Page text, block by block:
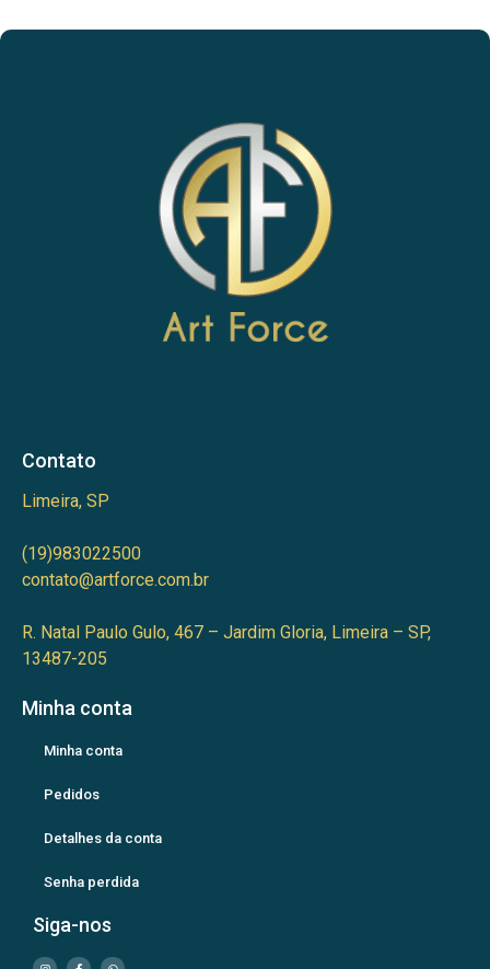
Contato
Limeira, SP
(19)983022500
contato@artforce.com.br
R. Natal Paulo Gulo, 467 – Jardim Gloria, Limeira – SP,
13487-205
Minha conta
Minha conta
Pedidos
Detalhes da conta
Senha perdida
Siga-nos